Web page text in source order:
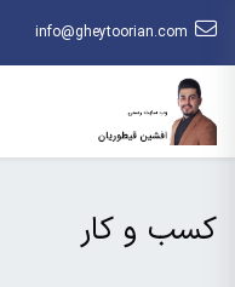
info@gheytoorian.com
کسب و کار